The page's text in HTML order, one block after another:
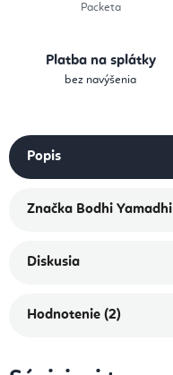
Packeta
Platba na splátky
bez navýšenia
Popis
Značka Bodhi Yamadhi
Diskusia
Hodnotenie (2)